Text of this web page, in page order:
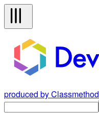
produced by Classmethod